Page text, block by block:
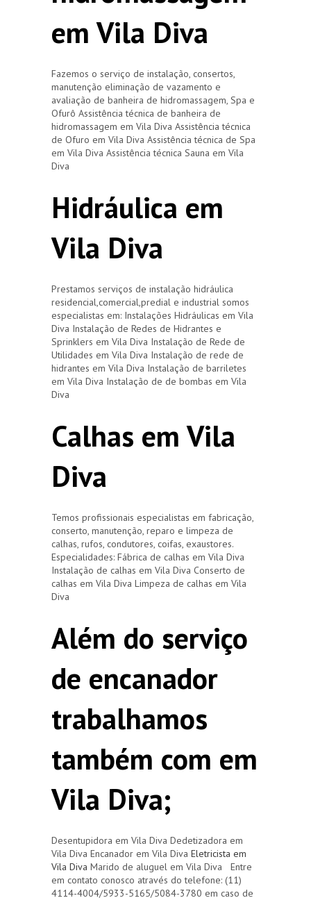
em Vila Diva
Fazemos o serviço de instalação, consertos,
manutenção eliminação de vazamento e
avaliação de banheira de hidromassagem, Spa e
Ofurô Assistência técnica de banheira de
hidromassagem em Vila Diva Assistência técnica
de Ofuro em Vila Diva Assistência técnica de Spa
em Vila Diva Assistência técnica Sauna em Vila
Diva
Hidráulica em
Vila Diva
Prestamos serviços de instalação hidráulica
residencial,comercial,predial e industrial somos
especialistas em: Instalações Hidráulicas em Vila
Diva Instalação de Redes de Hidrantes e
Sprinklers em Vila Diva Instalação de Rede de
Utilidades em Vila Diva Instalação de rede de
hidrantes em Vila Diva Instalação de barriletes
em Vila Diva Instalação de de bombas em Vila
Diva
Calhas em Vila
Diva
Temos profissionais especialistas em fabricação,
conserto, manutenção, reparo e limpeza de
calhas, rufos, condutores, coifas, exaustores.
Especialidades: Fábrica de calhas em Vila Diva
Instalação de calhas em Vila Diva Conserto de
calhas em Vila Diva Limpeza de calhas em Vila
Diva
Além do serviço
de encanador
trabalhamos
também com em
Vila Diva;
Desentupidora em Vila Diva Dedetizadora em
Vila Diva Encanador em Vila Diva Eletricista em
Vila Diva Marido de aluguel em Vila Diva Entre
em contato conosco através do telefone: (11)
4114-4004/5933-5165/5084-3780 em caso de